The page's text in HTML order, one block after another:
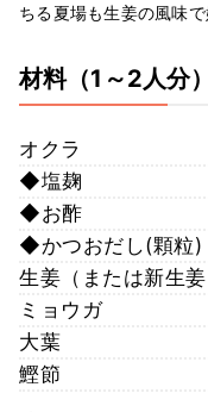
ちる夏場も生姜の風味
材料（1～2人分）
オクラ
◆塩麹
◆お酢
◆かつおだし(顆粒)
生姜（または新生姜
ミョウガ
大葉
鰹節